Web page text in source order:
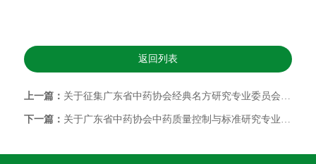
返回列表
上一篇： 关于征集广东省中药协会经典名方研究专业委员会（筹）委员的通知
下一篇： 关于广东省中药协会中药质量控制与标准研究专业委员会换届征集委员的通知